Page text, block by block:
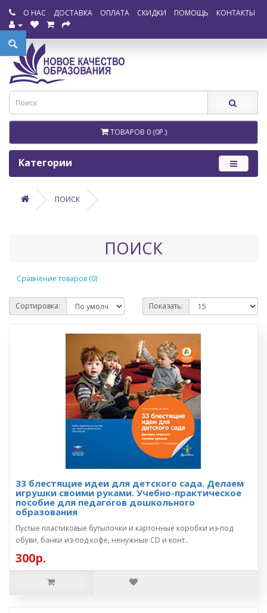
О НАС ДОСТАВКА ОПЛАТА СКИДКИ ПОМОЩЬ КОНТАКТЫ
ТОВАРОВ 0 (0Р.)
Категории
ПОИСК
ПОИСК
Сравнение товаров (0)
Сортировка: Показать:
33 блестящие идеи для детского сада. Делаем
игрушки своими руками. Учебно-практическое
пособие для педагогов дошкольного
образования
Пустые пластиковые бутылочки и картонные коробки из-под
обуви, банки из-под кофе, ненужные CD и конт..
300р.